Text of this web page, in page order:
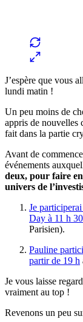
J’espère que vous
lundi matin !
Un peu moins de
appris de nouvelles
fait dans la partie
Avant de
événements
deux, pour faire
univers de
Je
Day à 11 h 30
Parisien).
Pauline
partir de 19 h
Je vous laisse
vraiment au top !
Revenons un peu